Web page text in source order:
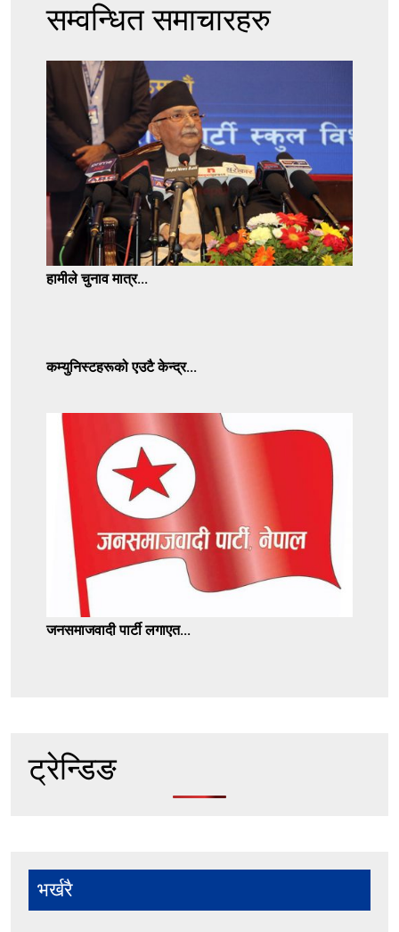
सम्वन्धित समाचारहरु
हामीले चुनाव मात्र...
कम्युनिस्टहरूको एउटै केन्द्र...
जनसमाजवादी पार्टी लगाएत...
ट्रेन्डिङ
भर्खरै